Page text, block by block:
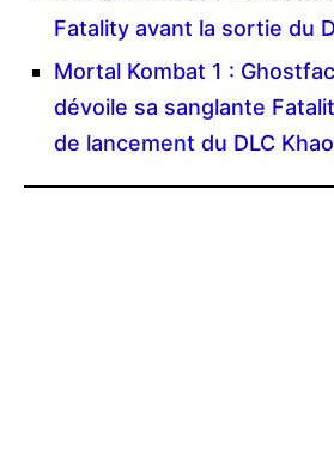
Fatality avant la sortie du
Mortal Kombat 1 :
dévoile sa sanglante
de lancement du DLC